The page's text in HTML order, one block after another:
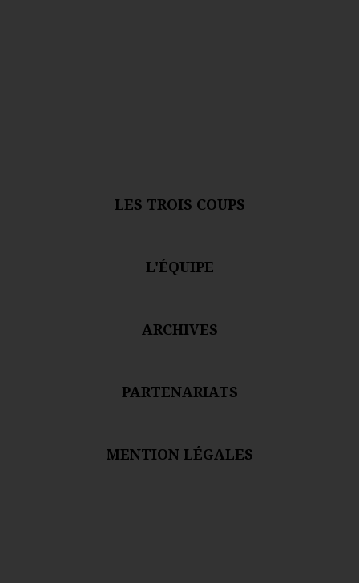
LES TROIS COUPS
L'ÉQUIPE
ARCHIVES
PARTENARIATS
MENTION LÉGALES